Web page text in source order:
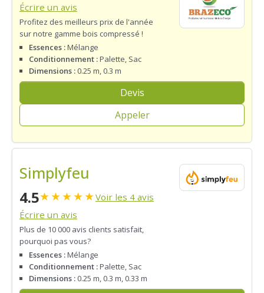
BLOG
ESPACE PRO
Écrire un avis
Profitez des meilleurs prix de l'année
sur notre gamme bois compressé !
Essences :Mélange
Conditionnement :Palette, Sac
Dimensions : 0.25 m, 0.3 m
Devis
Appeler
Simplyfeu
4.5★★★★★Voir les 4 avis
Écrire un avis
Plus de 10 000 avis clients satisfait,
pourquoi pas vous?
Essences :Mélange
Conditionnement :Palette, Sac
Dimensions : 0.25 m, 0.3 m, 0.33 m